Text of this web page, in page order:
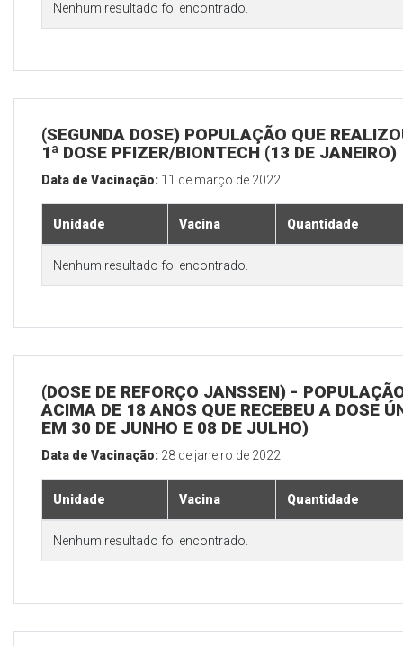
Nenhum resultado foi encontrado.
(SEGUNDA DOSE) POPULAÇÃO QUE
1ª DOSE PFIZER/BIONTECH (13 DE JANEIRO)
Data de Vacinação: 11 de março de 2022
Unidade Vacina Quantidade
Nenhum resultado foi encontrado.
(DOSE DE REFORÇO JANSSEN) -
ACIMA DE 18 ANOS QUE RECEBEU A DOSE
EM 30 DE JUNHO E 08 DE JULHO)
Data de Vacinação: 28 de janeiro de 2022
Unidade Vacina Quantidade
Nenhum resultado foi encontrado.